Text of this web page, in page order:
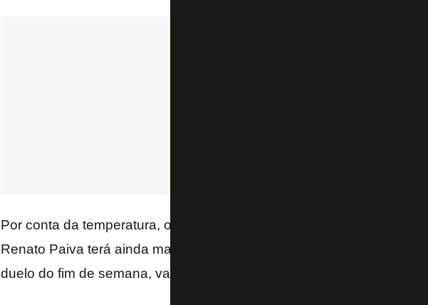
Por conta da temperatura, o gramado precisou ser molhado algumas
Renato Paiva terá ainda mais duas sessões de treino para definir a
duelo do fim de semana, valendo uma vaga nas quartas de final.